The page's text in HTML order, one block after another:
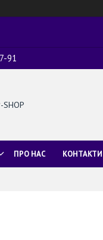
91
SHOP
ПРО НАС КОНТАКТИ